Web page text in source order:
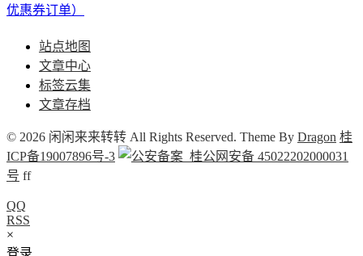
优惠券订单）
站点地图
文章中心
标签云集
文章存档
© 2026 闲闲来来转转 All Rights Reserved. Theme By Dragon 桂
ICP备19007896号-3
桂公网安备 45022202000031
号 ff
QQ
RSS
×
登录